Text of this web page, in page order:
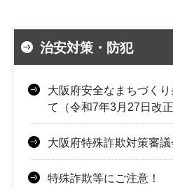
治安対策・防犯
大阪府安全なまちづく
て（令和7年3月27日改正
大阪府特殊詐欺対策審議
特殊詐欺等にご注意！